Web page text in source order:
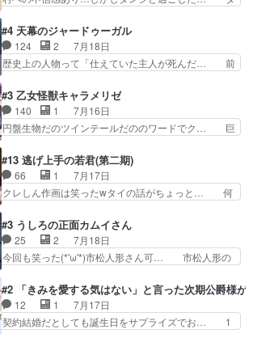
と決別する回柚子を傷つけた瑶太… 今期のアニメ
守る姿や祖母の語る玲夜の眼… 常に言ってるけ
ど、ラブコメの主役にも魅力… 家族にずっと理不
尽に虐げられ、我慢を強い…
ジとの思い出を振り返るユルの表情が本… それぞ
れの思惑が複雑に絡み合い、物語がさ… ユルは一
人になりたいのに、犬がそっと寄り… ダンジが
「俺は側にいる」と言ってくれた幼… 偽りだけで
存在だったからこそ真実が重く… これまで積み重
ねてきた信頼があるからこそ… 一瞬スタッフのユ
ーモア全開爆笑シーンが普…
#4 天幕のジャードゥーガル
124 2
7月18日
歴史上の人物って「仕えていた主人が死んだ… 前
した側にも人としての温かい暮らしがあ… ソルコ
クタニは本を奪うために起こった悲劇… 原論はあ
なた達には当たり前でも私達には始… 周りの同胞
がモンゴルの暮らしに慣れていく… 「肉の味を
になんか既視感を覚えるけどな… ソルコクタニが
憎むべき人であり、かつての… ラストの展開でぞ
くっとした。そういう方向…
#3 乙女怪獣キャラメリゼ
140 1
7月16日
円盤生物だのツインテールだののワードでク… 巨
クロたんのちょっとしたサービスカット… 面白い
設定の作品だね。夢の国デート回は怪… 結構評判
になってたので見てみたけど、評判… 今時初デー
トでそのチョイスは一発アウトだ… 結構、少女マ
お互いの誤解が解けてよかっ… 円盤購入を検討し
始めるくらい最高だったな… 1人のjkとして普通
に生きたいのにそれを…
#13 逃げ上手の若君(第二期)
66 1
7月17日
クレしん作画は笑ったwタイの話がちょっと… 何
の講談から始まり途中も実写演出入った… 相変わ
らずコミカルなKAMAKURA良く… 動画検査させ
ていただきました！待ちに待っ… 1期目の導入も
だけれどもぉ2期目の導入も… 観てたらいつの間
党、Bパートでは庇番衆。… 故郷は遠きにありて
思ふものそれは時行の鎌… というただの日常回か
と思いきや、そこから…
#3 うしろの正面カムイさん
25 2
7月18日
今回も笑った(*'ω'*)市松人形さん可… 市松人形の
の仕事を思わせるケレン味作画… あいかわらず杉
田さんのアドリブっぽいなに… ギャグもいいし作
画も綺麗このシーンは原作… 呪いの人形は仲間に
なるの怪奇組とのネタ被… 呪いの人形、人形相手
#2 「きみを愛する気はない」と言った次期公爵様が
12 1
7月17日
契約結婚だとしても誕生日をサプライズでお… 1